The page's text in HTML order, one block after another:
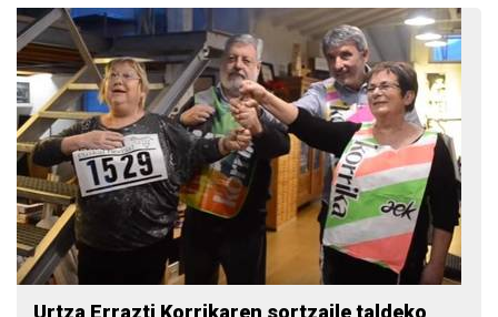
Urtza Errazti Korrikaren sortzaile taldeko